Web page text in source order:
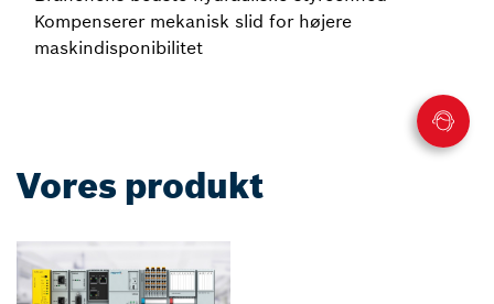
Kompenserer mekanisk slid for højere
maskindisponibilitet
Vores produkt